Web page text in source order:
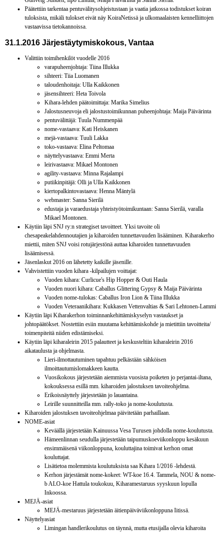
Päätettiin tarkentaa pentuvälitysohjeistustaan ja vaatia jatkossa todistukset koiran
tuloksista, mikäli tulokset eivät näy KoiraNetissä ja ulkomaalaisten kennelliittojen
vastaavissa tietokannoissa.
31.1.2016 Järjestäytymiskokous, Vantaa
Valittiin toimihenkilöt vuodelle 2016
varapuheenjohtaja: Tiina Illukka
sihteeri: Tiia Luomanen
taloudenhoitaja: Ulla Kaikkonen
jäsensihteeri: Heta Toivola
Kihara-lehden päätoimittaja: Marika Simelius
Jalostusneuvoja eli jalostustoimikunnan puheenjohtaja: Maija Päivärinta
pentuvälittäjä: Tuula Nummenpää
nome-vastaava: Kati Heiskanen
mejä-vastaava: Tuuli Lakka
toko-vastaava: Elina Peltomaa
näyttelyvastaava: Emmi Merta
leirivastaava: Mikael Montonen
agility-vastaava: Minna Rajalampi
putiikinpitäjä: Olli ja Ulla Kaikkonen
kiertopalkintovastaava: Henna Mäntylä
webmaster: Sanna Sierilä
edustaja ja varaedustaja yhteistyötoimikuntaan: Sanna Sierilä, varalla
Mikael Montonen.
Käytiin läpi SNJ ry:n strategiset tavoitteet. Yksi tavoite oli
chesapeakelahdennoutajien ja kiharoiden tunnettavuuden lisääminen. Kiharakerho
miettii, miten SNJ voisi rotujärjestönä auttaa kiharoiden tunnettavuuden
lisäämisessä.
Jäsenlaskut 2016 on lähetetty kaikille jäsenille.
Vahvistettiin vuoden kihara -kilpailujen voittajat:
Vuoden kihara: Curlicue's Hip Hopper & Outi Haula
Vuoden nuori kihara: Caballus Glittering Gypsy & Maija Päivärinta
Vuoden nome-tulokas: Caballus Iron Lion & Tiina Illukka
Vuoden Veteraanikihara: Kukkasen Vettenvaltias & Sari Lehtonen-Lammi
Käytiin läpi Kiharakerhon toiminnankehittämiskyselyn vastaukset ja
johtopäätökset. Nostettiin esiin muutama kehittämiskohde ja mietittiin tavoitteita/
toimenpiteitä niiden edistämiseksi.
Käytiin läpi kiharaleirin 2015 palautteet ja keskusteltiin kiharaleirin 2016
aikataulusta ja ohjelmasta.
Lieri-ilmottautuminen tapahtuu pelkästään sähköisen
ilmoittautumislomakkeen kautta.
Vuosikokous järjestetään aiemmista vuosista poiketen jo perjantai-iltana,
kokouksessa esillä mm. kiharoiden jalostuksen tavoiteohjelma.
Erikoisnäyttely järjestetään jo lauantaina.
Leirille suunnitteilla mm. rally-toko ja nome-koulutusta.
Kiharoiden jalostuksen tavoiteohjelmaa päivitetään parhaillaan.
NOME-asiat
Keväällä järjestetään Kainuussa Vesa Turusen johdolla nome-koulutusta.
Hämeenlinnan seudulla järjestetään taipumuskoeviikonloppu kesäkuun
ensimmäisenä viikonloppuna, kouluttajina toimivat kerhon omat
kouluttajat.
Lisätietoa molemmista koulutuksista saa Kihara 1/2016 -lehdestä.
Kerhon järjestämät nome-kokeet: WT-koe 16.4. Tammela, NOU & nome-
b ALO-koe Hattula toukokuu, Kiharamestaruus syyskuun lopulla
Inkoossa.
MEJÄ-asiat
MEJÄ-mestaruus järjestetään äitienpäiväviikonloppuna Iitissä.
Näyttelyasiat
Limingan handlerikoulutus on täynnä, mutta etusijalla olevia kiharoita